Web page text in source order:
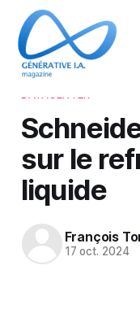
sur le
liquide
François
17 oct. 2024